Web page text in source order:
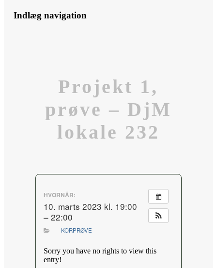
Indlæg navigation
Projekt 1,
prøve – DjM
lokale 232
HVORNÅR:
10. marts 2023 kl. 19:00
– 22:00
KORPRØVE
Sorry you have no rights to view this
entry!